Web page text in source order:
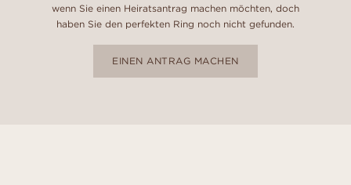
wenn Sie einen Heiratsantrag machen möchten, doch
haben Sie den perfekten Ring noch nicht gefunden.
EINEN ANTRAG MACHEN